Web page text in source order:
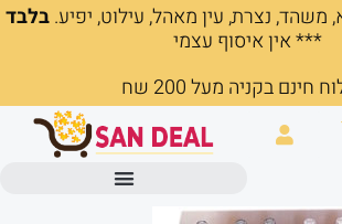
נצרת, עין מאהל, עילוט, יפיע.בלבד
*** אין איסוף עצמי
חינם בקניה מעל 200 שח